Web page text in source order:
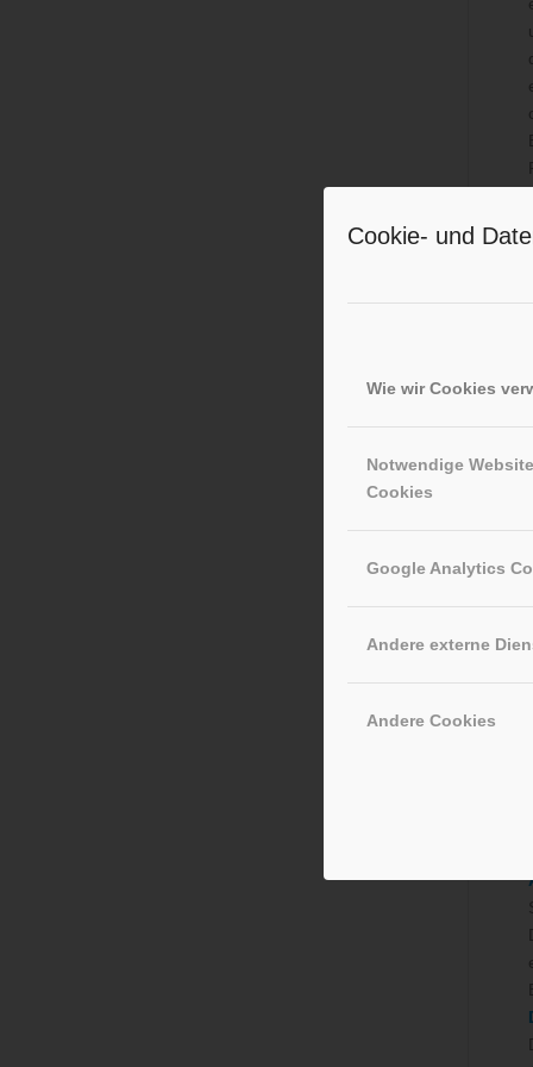
Cookie- und
Wie wir Cookies
Notwendige Website
Cookies
Google Analytics
Andere externe
Andere Cookies